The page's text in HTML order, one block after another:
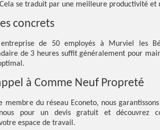
se traduit par une meilleure productivité et
concrets
de 50 employés à Murviel les
de 3 heures suffit généralement pour
à Comme Neuf Propreté
membre du réseau Econeto, nous
nous pour un devis gratuit et découvrez
espace de travail.